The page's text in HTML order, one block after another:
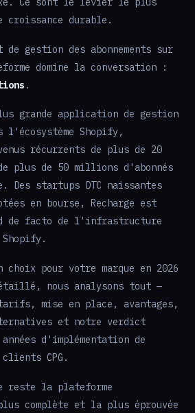
croissance durable.
gestion des abonnements sur
domine la conversation :
.
grande application de gestion
l'écosystème Shopify,
récurrents de plus de 20
plus de 50 millions d'abonnés
Des startups DTC naissantes
en bourse, Recharge est
de facto de l'infrastructure
Shopify.
pour votre marque en 2026
nous analysons tout —
mise en place, avantages,
et notre verdict
d'implémentation de
clients CPG.
reste la plateforme
complète et la plus éprouvée